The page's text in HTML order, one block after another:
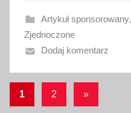
n
o
2
s
i
Artykuł sponsorowany,
Zjednoczone
Dodaj komentarz
Stronicowanie
1 2
Następne
»